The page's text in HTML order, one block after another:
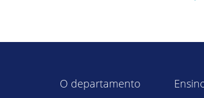
O departamento